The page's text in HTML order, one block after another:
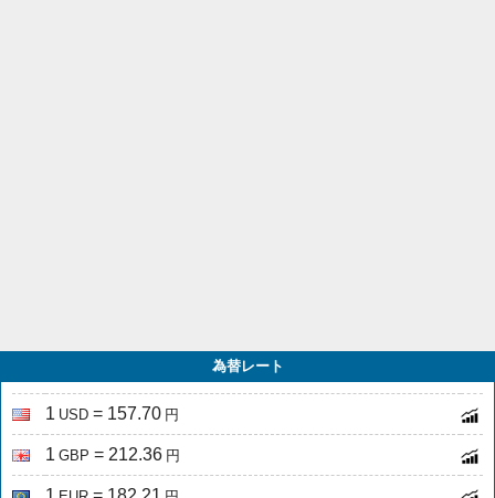
為替レート
1 USD = 157.70 円
1 GBP = 212.36 円